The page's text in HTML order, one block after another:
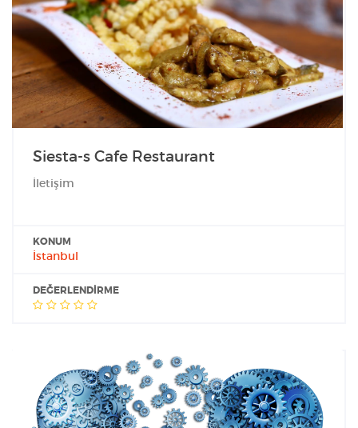
Siesta-s Cafe Restaurant
İletişim
KONUM
İstanbul
DEĞERLENDIRME